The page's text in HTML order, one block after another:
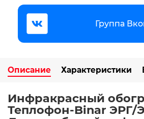
Группа
Описание Характеристики
Инфракрасный
Теплофон-Binar ЭРГ/